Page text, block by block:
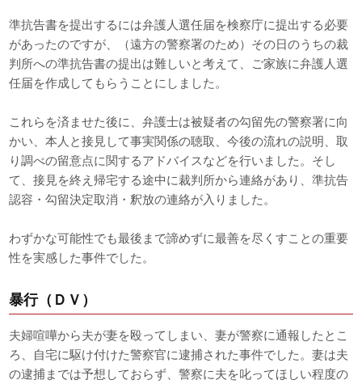
準抗告書を提出するには弁護人選任届を検察庁に提出する必要
があったのですが、（遠方の警察署のため）その日のうちの裁
判所への準抗告書の提出は難しいと考えて、ご家族に弁護人選
任届を作成してもらうことにしました。
これらを済ませた後に、弁護士は被疑者の勾留先の警察署に向
かい、本人と接見して事実関係の聴取、今後の流れの説明、取
り調べの留意点に関するアドバイスなどを行いました。そし
て、接見を終え帰宅する途中に裁判所から連絡があり、準抗告
認容・勾留決定取消・釈放の連絡が入りました。
わずかな可能性でも最後まで諦めずに最善を尽くすことの重要
性を実感した事件でした。
暴行（ＤＶ）
夫婦喧嘩から夫が妻を殴ってしまい、妻が警察に通報したとこ
ろ、自宅に駆け付けた警察官に逮捕された事件でした。妻は夫
の逮捕までは予想しておらず、警察に夫を叱ってほしい程度の